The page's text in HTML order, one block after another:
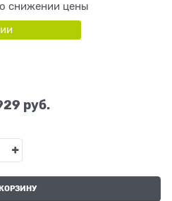
снижении цены
руб.